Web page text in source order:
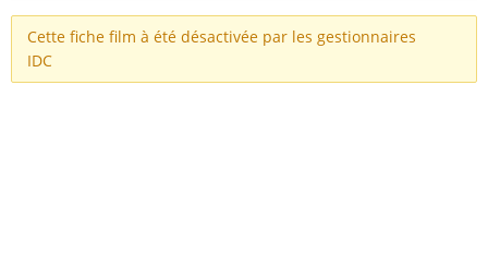
Cette fiche film à été désactivée par les gestionnaires
IDC